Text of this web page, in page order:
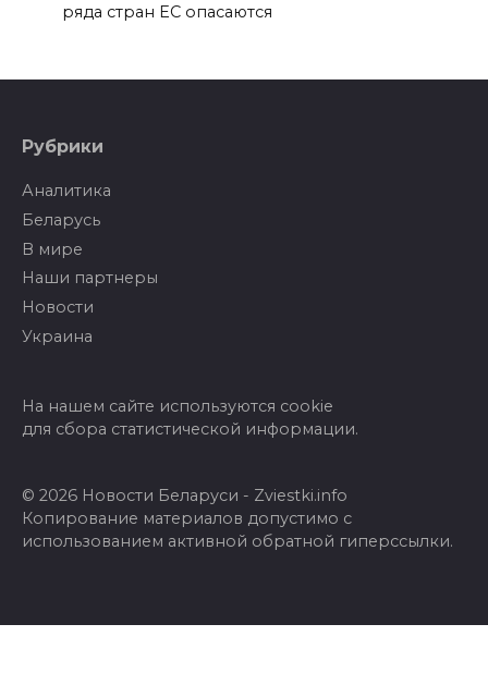
ряда стран ЕС опасаются
Рубрики
Аналитика
Беларусь
В мире
Наши партнеры
Новости
Украина
На нашем сайте используются cookie
для сбора статистической информации.
© 2026 Новости Беларуси - Zviestki.info
Копирование материалов допустимо с
использованием активной обратной гиперссылки.